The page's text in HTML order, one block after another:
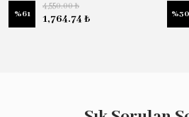
%61
4,550.00 ₺
1,764.74 ₺ %30